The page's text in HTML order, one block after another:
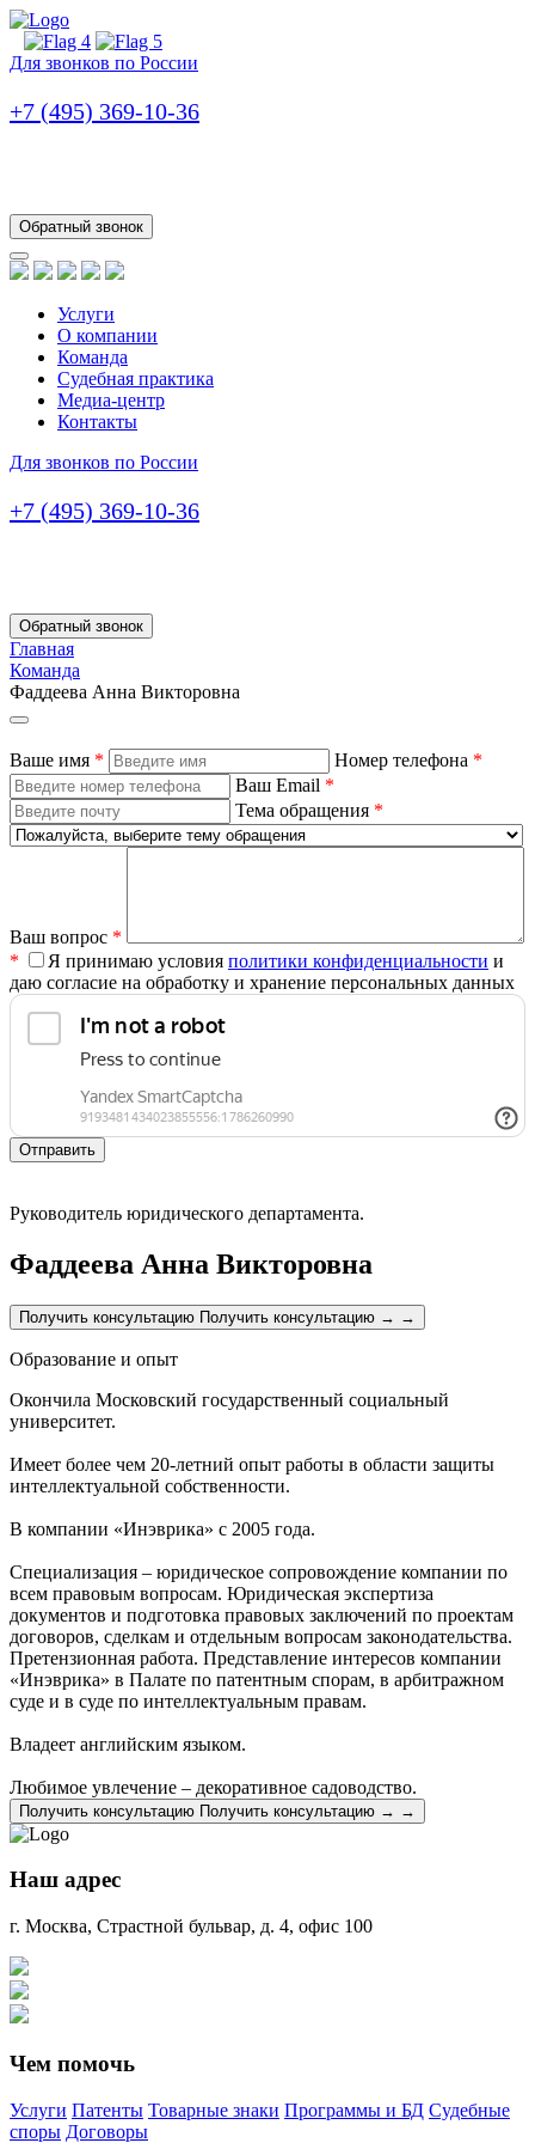
Для звонков по России
+7 (495) 369-10-36
Обратный звонок
Услуги
О компании
Команда
Судебная практика
Медиа-центр
Контакты
Для звонков по России
+7 (495) 369-10-36
Обратный звонок
Главная
Команда
Фаддеева Анна Викторовна
Ваше имя * Номер телефона *
Ваш Email *
Тема обращения *
Ваш вопрос *
*
Я принимаю условия политики конфиденциальности и
даю согласие на обработку и хранение персональных данных
Руководитель юридического департамента.
Фаддеева Анна Викторовна
Получить консультацию Получить консультацию → →
Образование и опыт
Окончила Московский государственный социальный
университет.
Имеет более чем 20-летний опыт работы в области защиты
интеллектуальной собственности.
В компании «Инэврика» с 2005 года.
Специализация – юридическое сопровождение компании по
всем правовым вопросам. Юридическая экспертиза
документов и подготовка правовых заключений по проектам
договоров, сделкам и отдельным вопросам законодательства.
Претензионная работа. Представление интересов компании
«Инэврика» в Палате по патентным спорам, в арбитражном
суде и в суде по интеллектуальным правам.
Владеет английским языком.
Любимое увлечение – декоративное садоводство.
Получить консультацию Получить консультацию → →
Наш адрес
г. Москва, Страстной бульвар, д. 4, офис 100
Чем помочь
Услуги Патенты Товарные знаки Программы и БД Судебные
споры Договоры